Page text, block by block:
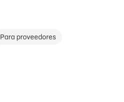
Para proveedores